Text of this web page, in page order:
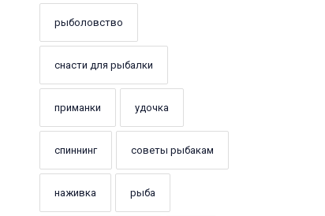
рыболовство
снасти для рыбалки
приманки удочка
спиннинг советы рыбакам
наживка рыба